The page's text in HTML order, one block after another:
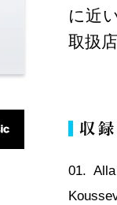
に近
取扱
01.